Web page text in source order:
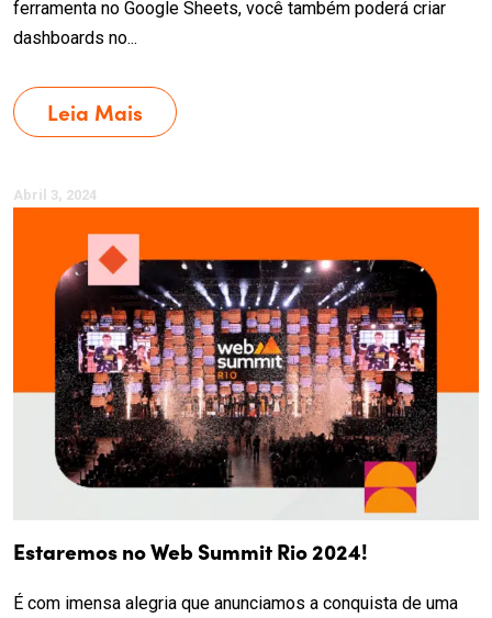
ferramenta no Google Sheets, você também poderá criar
dashboards no...
Leia Mais
Abril 3, 2024
Estaremos no Web Summit Rio 2024!
É com imensa alegria que anunciamos a conquista de uma